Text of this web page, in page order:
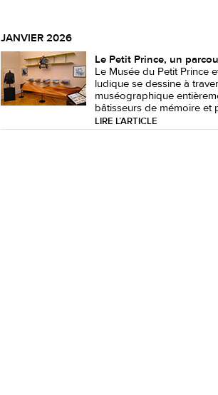
JANVIER 2026
Le Petit Prince, un
Le Musée du Petit Prince
ludique se dessine à
muséographique
bâtisseurs de mémoire et
LIRE L’ARTICLE